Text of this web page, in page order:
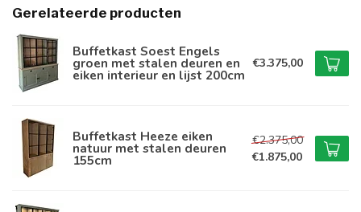
Gerelateerde producten
Buffetkast Soest Engels
groen met stalen deuren en
eiken interieur en lijst 200cm
€3.375,00
Buffetkast Heeze eiken
natuur met stalen deuren
155cm
€2.375,00
€1.875,00